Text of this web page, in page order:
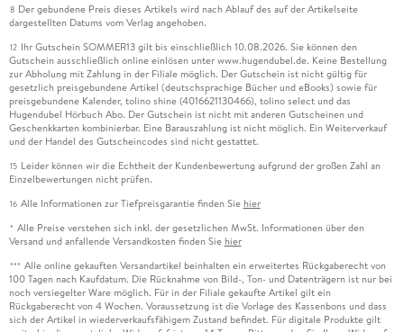
8 Der gebundene Preis dieses Artikels wird nach Ablauf des auf der Artikelseite
dargestellten Datums vom Verlag angehoben.
12 Ihr Gutschein SOMMER13 gilt bis einschließlich 10.08.2026. Sie können den
Gutschein ausschließlich online einlösen unter www.hugendubel.de. Keine Bestellung
zur Abholung mit Zahlung in der Filiale möglich. Der Gutschein ist nicht gültig für
gesetzlich preisgebundene Artikel (deutschsprachige Bücher und eBooks) sowie für
preisgebundene Kalender, tolino shine (4016621130466), tolino select und das
Hugendubel Hörbuch Abo. Der Gutschein ist nicht mit anderen Gutscheinen und
Geschenkkarten kombinierbar. Eine Barauszahlung ist nicht möglich. Ein Weiterverkauf
und der Handel des Gutscheincodes sind nicht gestattet.
15 Leider können wir die Echtheit der Kundenbewertung aufgrund der großen Zahl an
Einzelbewertungen nicht prüfen.
16 Alle Informationen zur Tiefpreisgarantie finden Sie hier
* Alle Preise verstehen sich inkl. der gesetzlichen MwSt. Informationen über den
Versand und anfallende Versandkosten finden Sie hier
*** Alle online gekauften Versandartikel beinhalten ein erweitertes Rückgaberecht von
100 Tagen nach Kaufdatum. Die Rücknahme von Bild-, Ton- und Datenträgern ist nur bei
noch versiegelter Ware möglich. Für in der Filiale gekaufte Artikel gilt ein
Rückgaberecht von 4 Wochen. Voraussetzung ist die Vorlage des Kassenbons und dass
sich der Artikel in wiederverkaufsfähigem Zustand befindet. Für digitale Produkte gilt